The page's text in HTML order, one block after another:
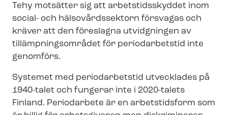
Tehy motsätter sig att arbetstidsskyddet inom
social- och hälsovårdssektorn försvagas och
kräver att den föreslagna utvidgningen av
tillämp­nings­om­rå­det för periodarbetstid inte
genomförs.
Systemet med periodarbetstid utvecklades på
1940-talet och fungerar inte i 2020-talets
Finland. Periodarbete är en arbetstidsform som